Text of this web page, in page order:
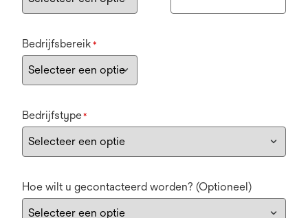
Bedrijfsbereik *
Bedrijfstype*
Hoe wilt u gecontacteerd worden? (Optioneel)